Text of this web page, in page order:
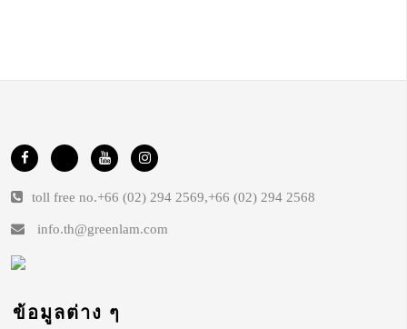
toll free no.+66 (02) 294 2569,+66 (02) 294 2568
info.th@greenlam.com
ข้อมูลต่าง ๆ